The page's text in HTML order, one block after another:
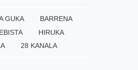
GUKA
BARRENA
HIRUKA
28 KANALA